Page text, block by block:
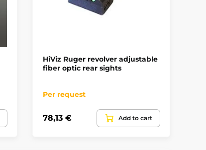
HiViz Ruger revolver adjustable
fiber optic rear sights
Per request
78,13 € Add to cart